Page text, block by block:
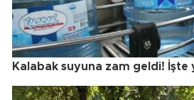
Kalabak suyuna zam geldi! İşte